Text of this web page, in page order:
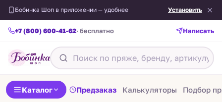
Бобинка Шоп в приложении — удобнее Установить
+7 (800) 600-41-62· бесплатно Написать
Каталог Предзаказ Калькуляторы Подбор